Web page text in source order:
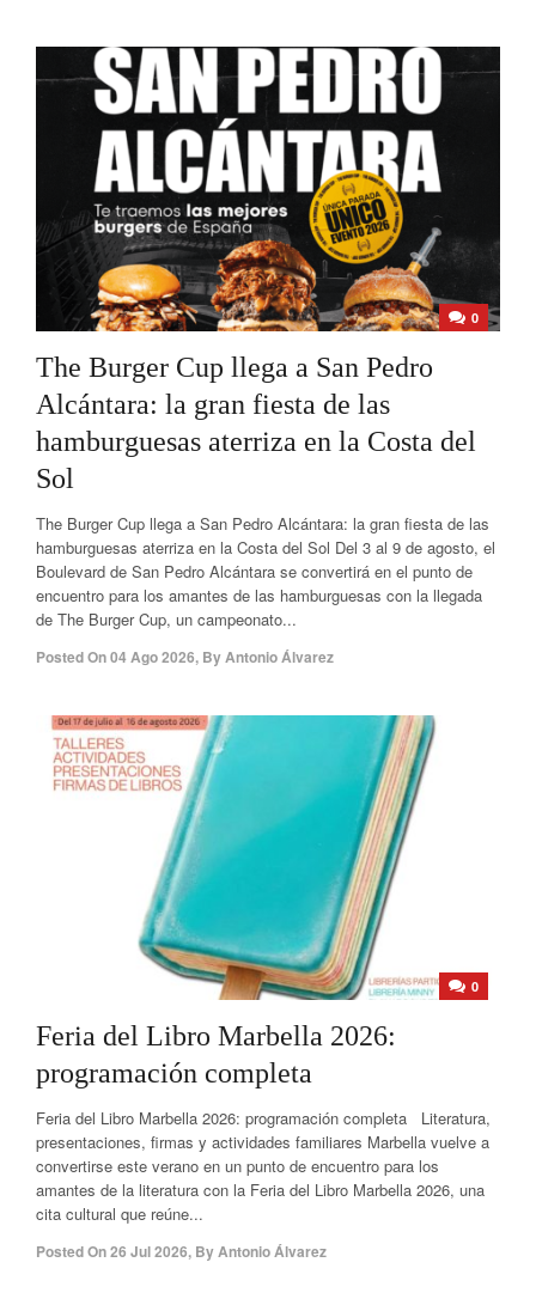
0
The Burger Cup llega a San Pedro
Alcántara: la gran fiesta de las
hamburguesas aterriza en la Costa del
Sol
The Burger Cup llega a San Pedro Alcántara: la gran fiesta de las
hamburguesas aterriza en la Costa del Sol Del 3 al 9 de agosto, el
Boulevard de San Pedro Alcántara se convertirá en el punto de
encuentro para los amantes de las hamburguesas con la llegada
de The Burger Cup, un campeonato...
Posted On04 Ago 2026, ByAntonio Álvarez
0
Feria del Libro Marbella 2026:
programación completa
Feria del Libro Marbella 2026: programación completa Literatura,
presentaciones, firmas y actividades familiares Marbella vuelve a
convertirse este verano en un punto de encuentro para los
amantes de la literatura con la Feria del Libro Marbella 2026, una
cita cultural que reúne...
Posted On26 Jul 2026, ByAntonio Álvarez